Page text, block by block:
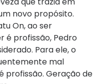
novo propósito.
On, ao ser
é profissão, Pedro
Para ele, o
mal
profissão. Geração de